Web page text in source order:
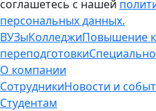
соглашетесь с нашей
персональных данных.
ВУЗыКолледжиПовышение
переподготовки
О компании
СотрудникиНовости и
Студентам